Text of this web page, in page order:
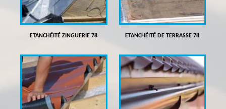
ETANCHÉITÉ ZINGUERIE 78 ETANCHÉITÉ DE TERRASSE 78